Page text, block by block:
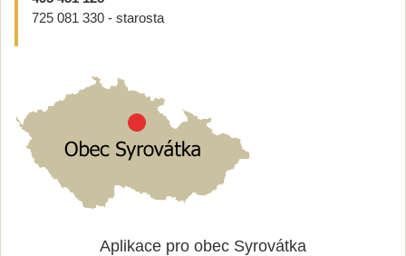
725 081 330 - starosta
Aplikace pro obec Syrovátka